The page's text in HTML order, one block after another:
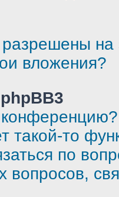
вложения?
конференцию?
такой-то
по
вопросов,